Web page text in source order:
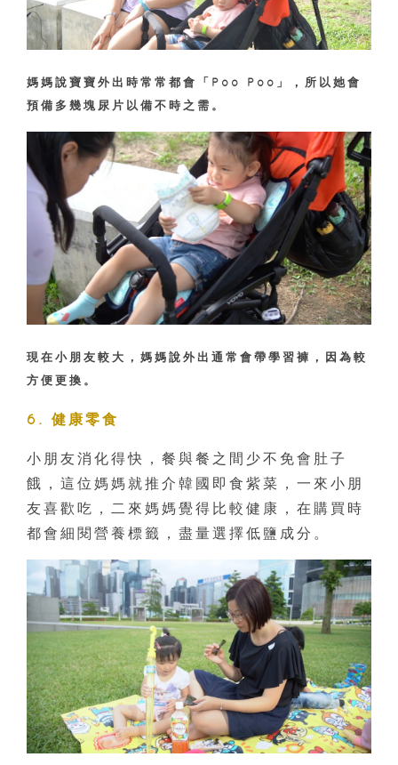
媽媽說寶寶外出時常常都會「Poo Poo」，所以她會
預備多幾塊尿片以備不時之需。
現在小朋友較大，媽媽說外出通常會帶學習褲，因為較
方便更換。
6. 健康零食
小朋友消化得快，餐與餐之間少不免會肚子
餓，這位媽媽就推介韓國即食紫菜，一來小朋
友喜歡吃，二來媽媽覺得比較健康，在購買時
都會細閱營養標籤，盡量選擇低鹽成分。